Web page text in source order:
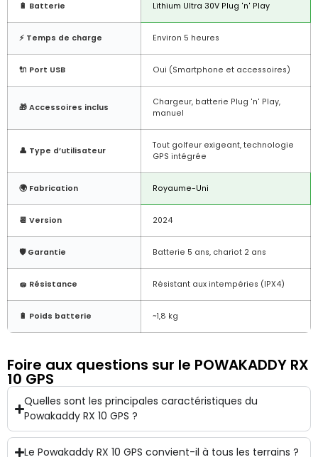
🔋 Batterie Lithium Ultra 30V Plug 'n' Play
⚡ Temps de charge Environ 5 heures
🔌 Port USB Oui (Smartphone et accessoires)
🎁 Accessoires inclus
Chargeur, batterie Plug 'n' Play,
manuel
👤 Type d’utilisateur
Tout golfeur exigeant, technologie
GPS intégrée
🌍 Fabrication Royaume-Uni
📆 Version 2024
🛡️ Garantie Batterie 5 ans, chariot 2 ans
🧽 Résistance Résistant aux intempéries (IPX4)
🔋 Poids batterie ~1,8 kg
Foire aux questions sur le POWAKADDY RX
10 GPS
Quelles sont les principales caractéristiques du
Powakaddy RX 10 GPS ?
Le Powakaddy RX 10 GPS convient-il à tous les terrains ?